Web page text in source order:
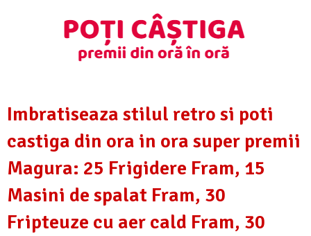
Imbratiseaza stilul retro si poti
castiga din ora in ora super premii
Magura: 25 Frigidere Fram, 15
Masini de spalat Fram, 30
Fripteuze cu aer cald Fram, 30